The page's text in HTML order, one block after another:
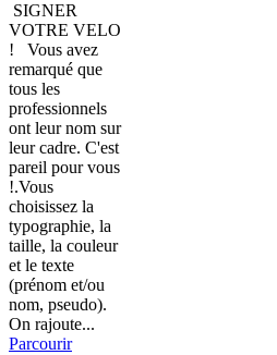
SIGNER
VOTRE VELO
! Vous avez
remarqué que
tous les
professionnels
ont leur nom sur
leur cadre. C'est
pareil pour vous
!.Vous
choisissez la
typographie, la
taille, la couleur
et le texte
(prénom et/ou
nom, pseudo).
On rajoute...
Parcourir